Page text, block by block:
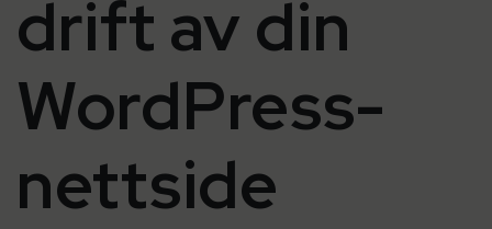
drift av din
WordPress-
nettside